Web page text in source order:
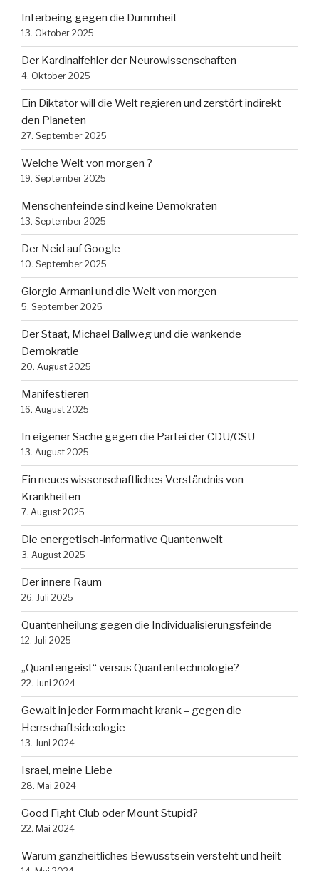
Interbeing gegen die Dummheit
13. Oktober 2025
Der Kardinalfehler der Neurowissenschaften
4. Oktober 2025
Ein Diktator will die Welt regieren und zerstört indirekt
den Planeten
27. September 2025
Welche Welt von morgen ?
19. September 2025
Menschenfeinde sind keine Demokraten
13. September 2025
Der Neid auf Google
10. September 2025
Giorgio Armani und die Welt von morgen
5. September 2025
Der Staat, Michael Ballweg und die wankende
Demokratie
20. August 2025
Manifestieren
16. August 2025
In eigener Sache gegen die Partei der CDU/CSU
13. August 2025
Ein neues wissenschaftliches Verständnis von
Krankheiten
7. August 2025
Die energetisch-informative Quantenwelt
3. August 2025
Der innere Raum
26. Juli 2025
Quantenheilung gegen die Individualisierungsfeinde
12. Juli 2025
„Quantengeist“ versus Quantentechnologie?
22. Juni 2024
Gewalt in jeder Form macht krank – gegen die
Herrschaftsideologie
13. Juni 2024
Israel, meine Liebe
28. Mai 2024
Good Fight Club oder Mount Stupid?
22. Mai 2024
Warum ganzheitliches Bewusstsein versteht und heilt